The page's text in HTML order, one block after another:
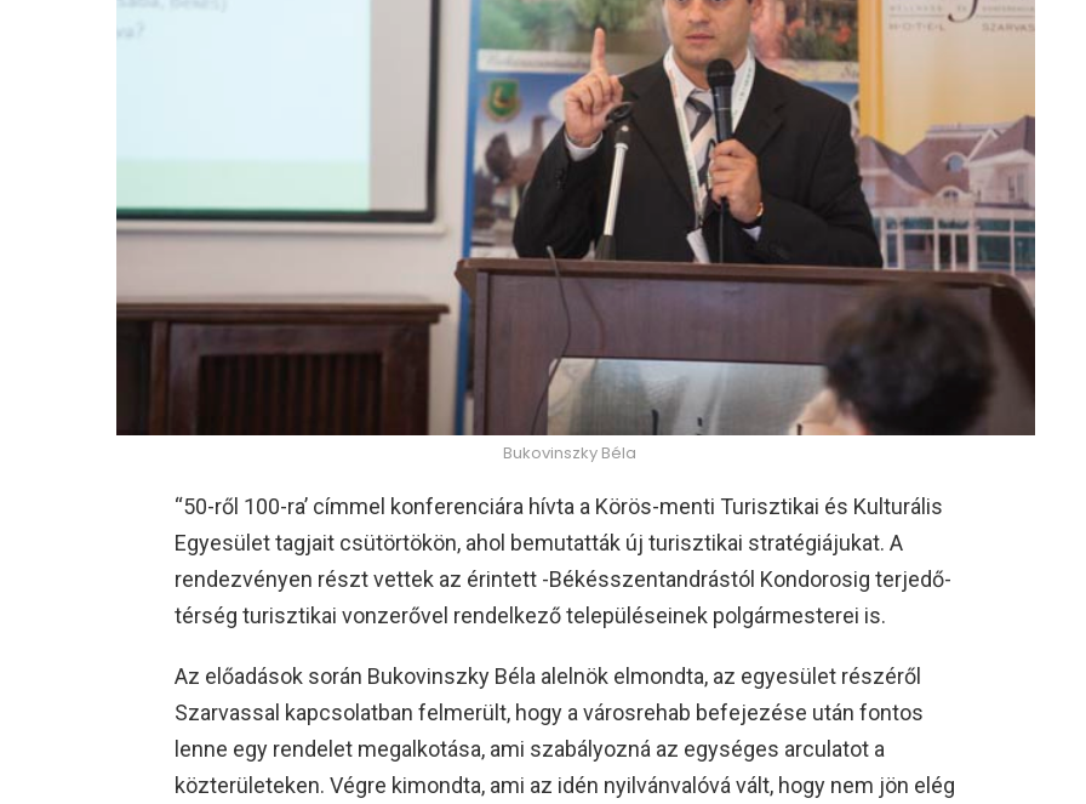
Bukovinszky Béla
“50-ről 100-ra’ címmel konferenciára hívta a Körös-menti Turisztikai és Kulturális
Egyesület tagjait csütörtökön, ahol bemutatták új turisztikai stratégiájukat. A
rendezvényen részt vettek az érintett -Békésszentandrástól Kondorosig terjedő-
térség turisztikai vonzerővel rendelkező településeinek polgármesterei is.
Az előadások során Bukovinszky Béla alelnök elmondta, az egyesület részéről
Szarvassal kapcsolatban felmerült, hogy a városrehab befejezése után fontos
lenne egy rendelet megalkotása, ami szabályozná az egységes arculatot a
közterületeken. Végre kimondta, ami az idén nyilvánvalóvá vált, hogy nem jön elég